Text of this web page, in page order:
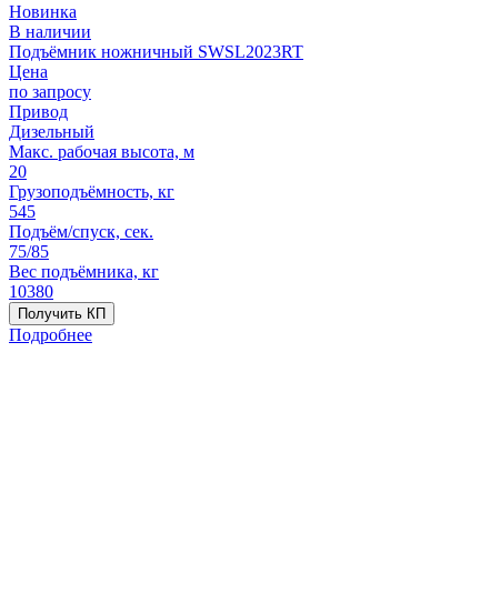
Новинка
В наличии
Подъёмник ножничный SWSL2023RT
Цена
по запросу
Привод
Дизельный
Макс. рабочая высота, м
20
Грузоподъёмность, кг
545
Подъём/спуск, сек.
75/85
Вес подъёмника, кг
10380
Получить КП
Подробнее